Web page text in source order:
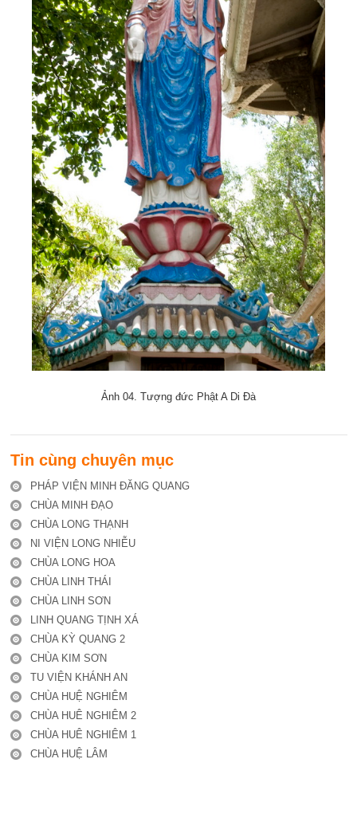
Ảnh 04. Tượng đức Phật A Di Đà
Tin cùng chuyên mục
PHÁP VIỆN MINH ĐĂNG QUANG
CHÙA MINH ĐẠO
CHÙA LONG THẠNH
NI VIỆN LONG NHIỄU
CHÙA LONG HOA
CHÙA LINH THÁI
CHÙA LINH SƠN
LINH QUANG TỊNH XÁ
CHÙA KỲ QUANG 2
CHÙA KIM SƠN
TU VIỆN KHÁNH AN
CHÙA HUỆ NGHIÊM
CHÙA HUÊ NGHIÊM 2
CHÙA HUÊ NGHIÊM 1
CHÙA HUỆ LÂM